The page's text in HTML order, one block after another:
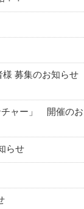
募集のお知らせ
チャー」 開催のお
らせ